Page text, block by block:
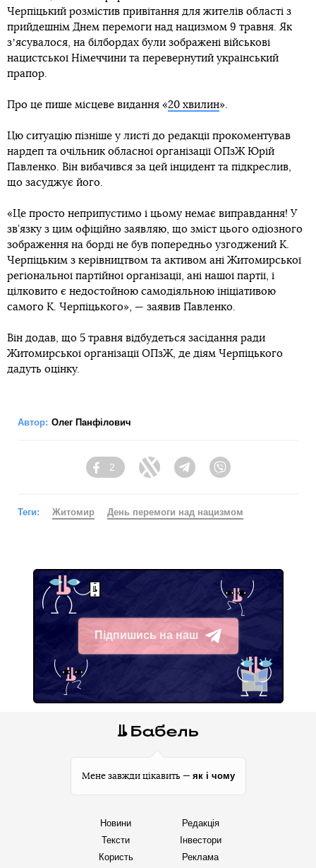
Черпіцький розмістив привітання для жителів області з
прийдешнім Днем перемоги над нацизмом 9 травня. Як
зʼясувалося, на білбордах були зображені військові
нацистської Німеччини та перевернутий український
прапор.
Про це пише місцеве видання «20 хвилин».
Цю ситуацію пізніше у листі до редакції прокоментував
нардеп та очільник обласної організації ОПзЖ Юрій
Павленко. Він вибачився за цей інцидент та підкреслив,
що засуджує його.
«Це просто неприпустимо і цьому немає виправдання! У
зв’язку з цим офіційно заявляю, що зміст цього одіозного
зображення на борді не був попередньо узгоджений К.
Черпіцьким з керівництвом та активом ані Житомирської
регіональної партійної організації, ані нашої партії, і
цілковито є недостойною самодіяльною ініціативою
самого К. Черпіцького», — заявив Павленко.
Він додав, що 5 травня відбудеться засідання ради
Житомирської організації ОПзЖ, де діям Черпіцького
дадуть оцінку.
Автор: Олег Панфілович
Facebook
2
Twitter TelegramViber
Теги: Житомир День перемоги над нацизмом
Підпишись на наш
Telegram
Мене завжди цікавить — як і чому
Новини
Тексти
Користь
Редакція
Інвестори
Реклама